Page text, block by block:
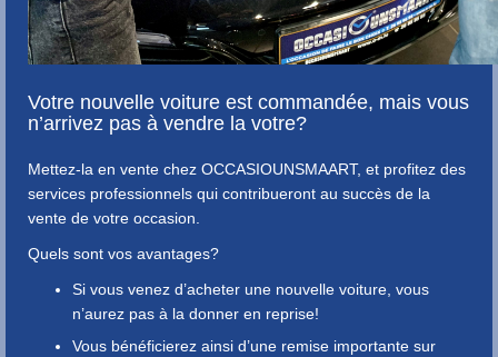
Votre nouvelle voiture est commandée, mais vous
n’arrivez pas à vendre la votre?
Mettez-la en vente chez OCCASIOUNSMAART, et profitez des
services professionnels qui contribueront au succès de la
vente de votre occasion.
Quels sont vos avantages?
Si vous venez d’acheter une nouvelle voiture, vous
n’aurez pas à la donner en reprise!
Vous bénéficierez ainsi d’une remise importante sur